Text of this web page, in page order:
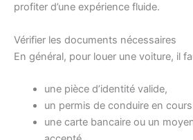
profiter d’une expérience fluide.
Vérifier les documents nécessaires
En général, pour louer une voiture, il
une pièce d’identité valide,
un permis de conduire en
une carte bancaire ou un